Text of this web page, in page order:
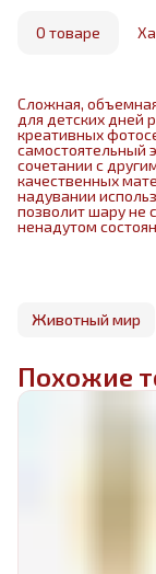
маркетплейса
О товаре
Сложная,
для детских дней
креативных
самостоятельный
сочетании с
качественных
надувании
позволит шару не
ненадутом
Животный мир
Похожие